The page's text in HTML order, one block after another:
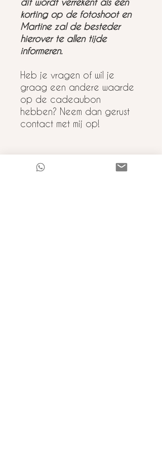
korting op de fotoshoot en
Martine zal de besteder
hierover te allen tijde
informeren.
Heb je vragen of wil je
graag een andere waarde
op de cadeaubon
hebben? Neem dan gerust
contact met mij op!
Retourneren